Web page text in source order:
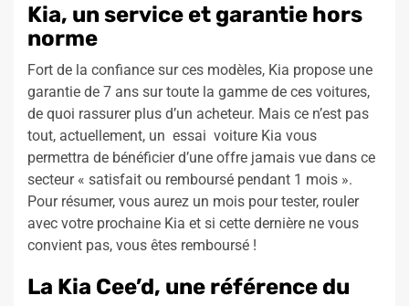
Kia, un service et garantie hors
norme
Fort de la confiance sur ces modèles, Kia propose une
garantie de 7 ans sur toute la gamme de ces voitures,
de quoi rassurer plus d’un acheteur. Mais ce n’est pas
tout, actuellement, un essai voiture Kia vous
permettra de bénéficier d’une offre jamais vue dans ce
secteur « satisfait ou remboursé pendant 1 mois ».
Pour résumer, vous aurez un mois pour tester, rouler
avec votre prochaine Kia et si cette dernière ne vous
convient pas, vous êtes remboursé !
La Kia Cee’d, une référence du